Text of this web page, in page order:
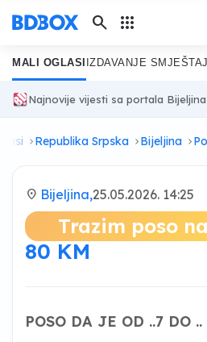
search apps
MALI OGLASI IZDAVANJE
Najnovije vijesti sa portala
Republika Srpska Bijeljina
location_on Bijeljina,25.05.2026. 14:25
Trazim poso
80 KM
POSO DA JE OD ..7 DO ..